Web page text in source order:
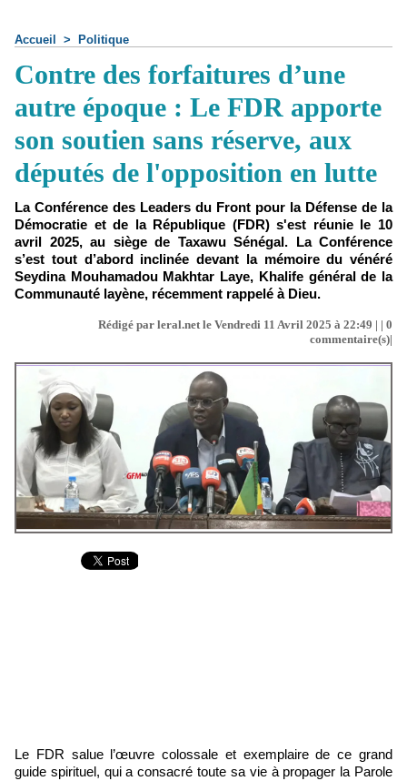
Accueil > Politique
Contre des forfaitures d’une
autre époque : Le FDR apporte
son soutien sans réserve, aux
députés de l'opposition en lutte
La Conférence des Leaders du Front pour la Défense de la
Démocratie et de la République (FDR) s'est réunie le 10
avril 2025, au siège de Taxawu Sénégal. La Conférence
s’est tout d’abord inclinée devant la mémoire du vénéré
Seydina Mouhamadou Makhtar Laye, Khalife général de la
Communauté layène, récemment rappelé à Dieu.
Rédigé par leral.net le Vendredi 11 Avril 2025 à 22:49 | | 0
commentaire(s)|
Le FDR salue l’œuvre colossale et exemplaire de ce grand
guide spirituel, qui a consacré toute sa vie à propager la Parole